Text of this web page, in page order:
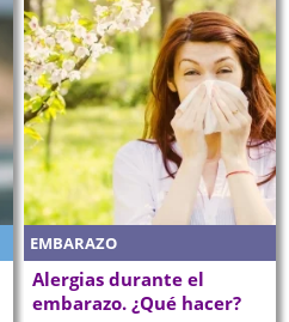
EMBARAZO
Alergias durante el
embarazo. ¿Qué hacer?